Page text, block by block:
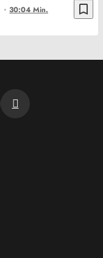
bookmark_border
30:04 Min.